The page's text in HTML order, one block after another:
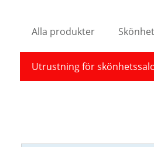
Alla produkter
Utrustning för